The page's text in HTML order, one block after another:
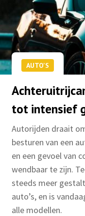
AUTO'S
tot intensief
Autorijden draait
besturen van een
en een gevoel van
wendbaar te zijn.
steeds meer
auto’s, en is
alle modellen.